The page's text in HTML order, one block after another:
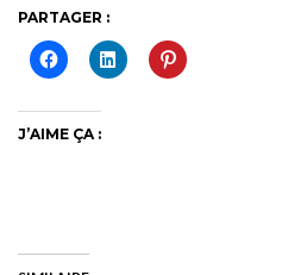
PARTAGER :
J’AIME ÇA :